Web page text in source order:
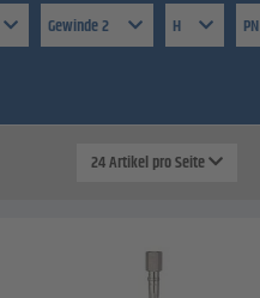
Gewinde 2 H PN
24 Artikel pro Seite